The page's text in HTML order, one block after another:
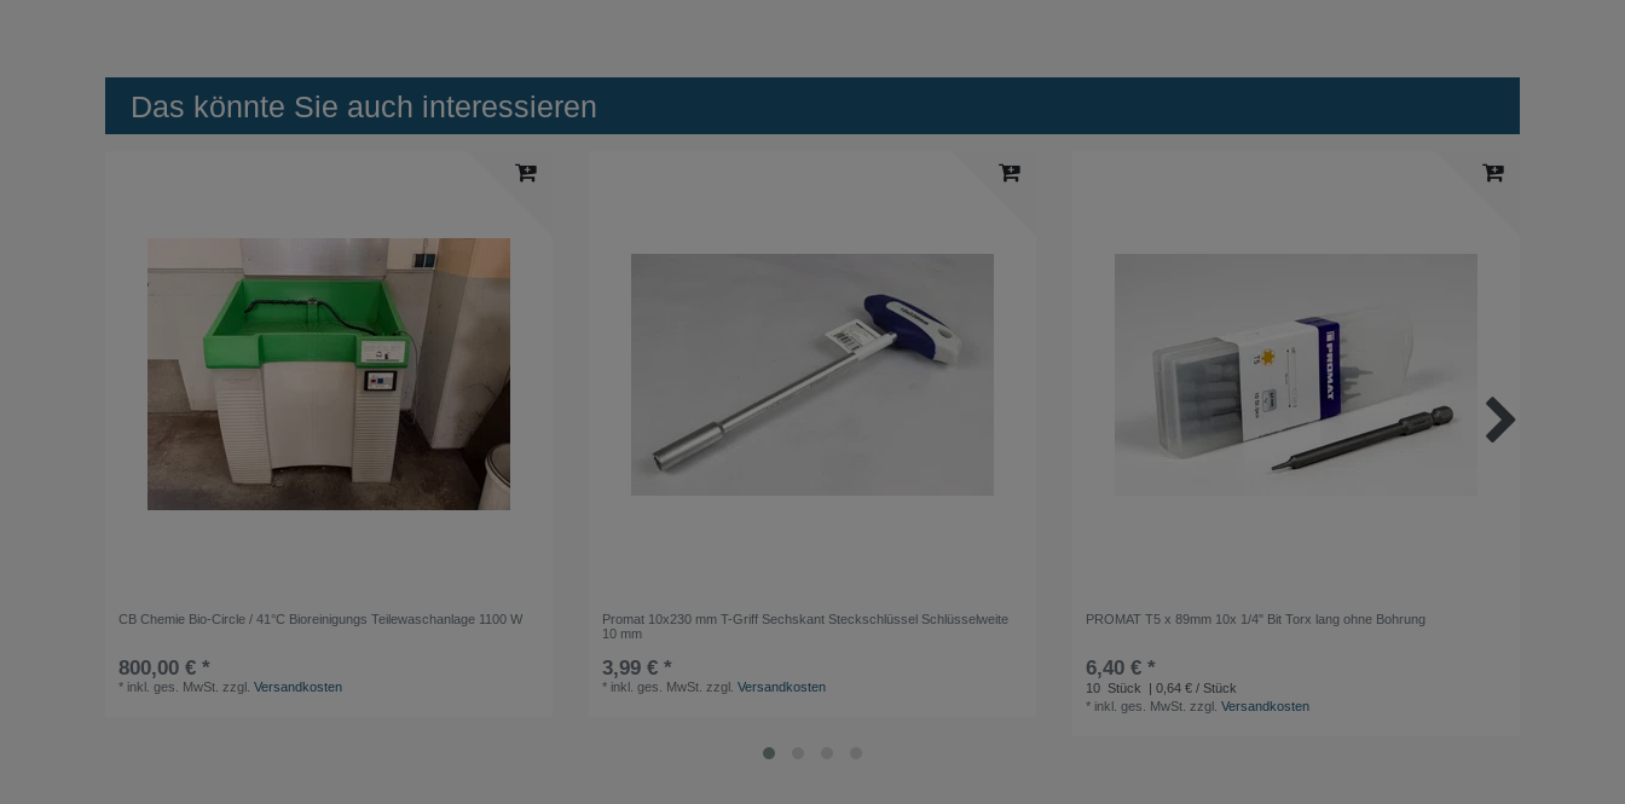
Das könnte Sie auch interessieren
CB Chemie Bio-Circle / 41°C Bioreinigungs Teilewaschanlage 1100 W
800,00 € *
* inkl. ges. MwSt. zzgl.Versandkosten
Promat 10x230 mm T-Griff Sechskant Steckschlüssel Schlüsselweite
10 mm
3,99 € *
* inkl. ges. MwSt. zzgl.Versandkosten
PROMAT T5 x 89mm 10x 1/4" Bit Torx lang ohne Bohrung
6,40 € *
10 Stück
| 0,64 € / Stück
* inkl. ges. MwSt. zzgl.Versandkosten